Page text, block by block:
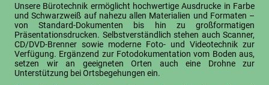
Unsere Bürotechnik ermöglicht hochwertige Ausdrucke in Farbe
und Schwarzweiß auf nahezu allen Materialien und Formaten –
von Standard-Dokumenten bis hin zu großformatigen
Präsentationsdrucken. Selbstverständlich stehen auch Scanner,
CD/DVD-Brenner sowie moderne Foto- und Videotechnik zur
Verfügung. Ergänzend zur Fotodokumentation vom Boden aus,
setzen wir an geeigneten Orten auch eine Drohne zur
Unterstützung bei Ortsbegehungen ein.